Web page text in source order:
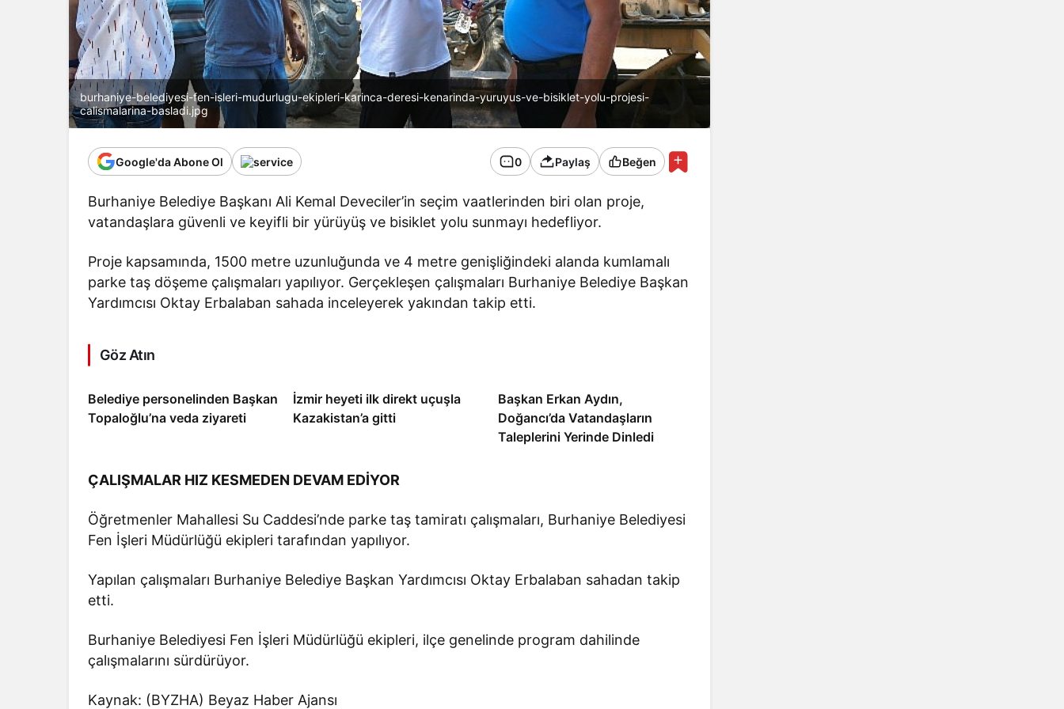
burhaniye-belediyesi-fen-isleri-mudurlugu-ekipleri-karinca-deresi-kenarinda-yuruyus-ve-bisiklet-yolu-projesi-
calismalarina-basladi.jpg
Google'da Abone Ol 0 Paylaş Beğen
Burhaniye Belediye Başkanı Ali Kemal Deveciler’in seçim vaatlerinden biri olan proje,
vatandaşlara güvenli ve keyifli bir yürüyüş ve bisiklet yolu sunmayı hedefliyor.
Proje kapsamında, 1500 metre uzunluğunda ve 4 metre genişliğindeki alanda kumlamalı
parke taş döşeme çalışmaları yapılıyor. Gerçekleşen çalışmaları Burhaniye Belediye Başkan
Yardımcısı Oktay Erbalaban sahada inceleyerek yakından takip etti.
Göz Atın
Belediye personelinden Başkan
Topaloğlu’na veda ziyareti
İzmir heyeti ilk direkt uçuşla
Kazakistan’a gitti
Başkan Erkan Aydın,
Doğancı’da Vatandaşların
Taleplerini Yerinde Dinledi
ÇALIŞMALAR HIZ KESMEDEN DEVAM EDİYOR
Öğretmenler Mahallesi Su Caddesi’nde parke taş tamiratı çalışmaları, Burhaniye Belediyesi
Fen İşleri Müdürlüğü ekipleri tarafından yapılıyor.
Yapılan çalışmaları Burhaniye Belediye Başkan Yardımcısı Oktay Erbalaban sahadan takip
etti.
Burhaniye Belediyesi Fen İşleri Müdürlüğü ekipleri, ilçe genelinde program dahilinde
çalışmalarını sürdürüyor.
Kaynak: (BYZHA) Beyaz Haber Ajansı